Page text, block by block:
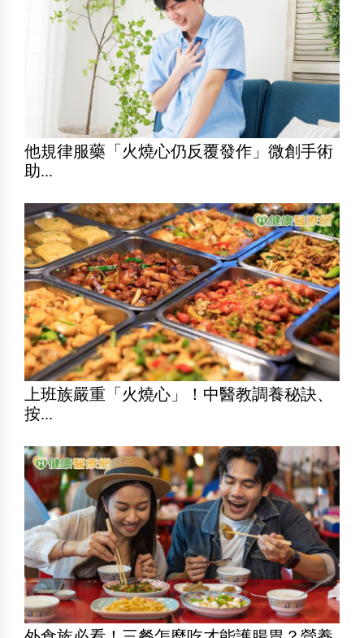
他規律服藥「火燒心仍反覆發作」微創手術
助...
上班族嚴重「火燒心」！中醫教調養秘訣、
按...